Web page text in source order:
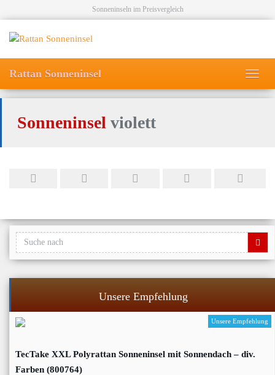
to
main
Sonneninseln im Preisvergleich
Rattan Sonneninsel
Sonneninsel violett
Unsere Empfehlung
Unsere Empfehlung
TecTake XXL Polyrattan Sonneninsel mit Sonnendach – div.
Farben (800764)